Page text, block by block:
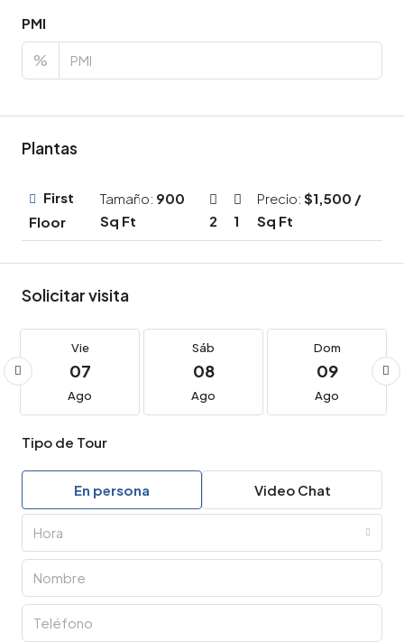
PMI
%
Plantas
First
Floor
Tamaño: 900
Sq Ft
2 1
Precio: $1,500 /
Sq Ft
Solicitar visita
Vie
07
Ago
Sáb
08
Ago
Dom
09
Ago
Tipo de Tour
En persona Video Chat
Hora